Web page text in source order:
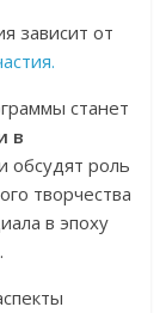
зависит от
станет
в
обсудят роль
творчества
в эпоху